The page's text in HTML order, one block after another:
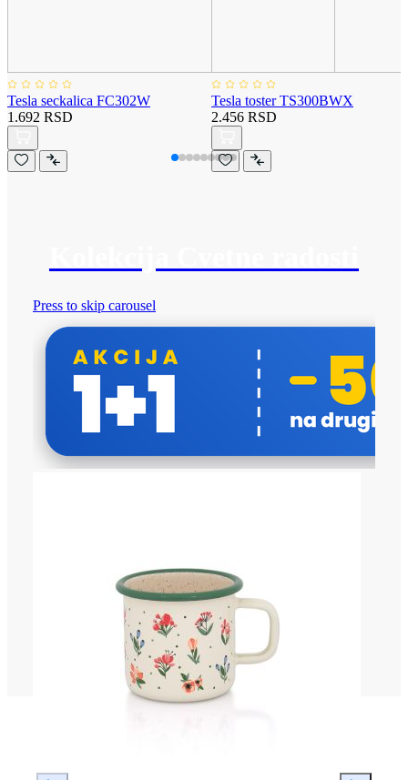
Tesla seckalica FC302W
1.692 RSD
Tesla toster TS300BWX
2.456 RSD
Press to skip carousel